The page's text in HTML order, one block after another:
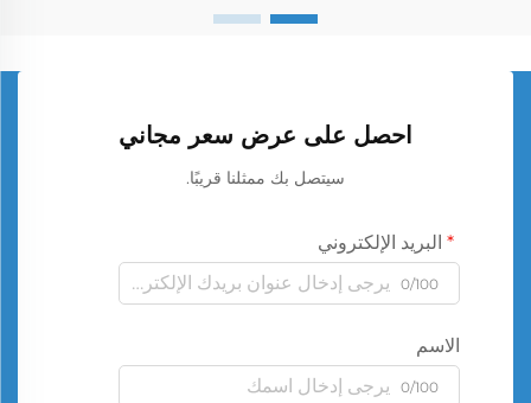
احصل على عرض سعر مجاني
سيتصل بك ممثلنا قريبًا.
البريد الإلكتروني
0/100
الاسم
0/100